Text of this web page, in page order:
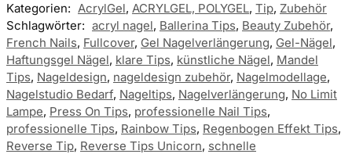
Kategorien: AcrylGel, ACRYLGEL, POLYGEL, Tip, Zubehör
Schlagwörter: acryl nagel, Ballerina Tips, Beauty Zubehör,
French Nails, Fullcover, Gel Nagelverlängerung, Gel-Nägel,
Haftungsgel Nägel, klare Tips, künstliche Nägel, Mandel
Tips, Nageldesign, nageldesign zubehör, Nagelmodellage,
Nagelstudio Bedarf, Nageltips, Nagelverlängerung, No Limit
Lampe, Press On Tips, professionelle Nail Tips,
professionelle Tips, Rainbow Tips, Regenbogen Effekt Tips,
Reverse Tip, Reverse Tips Unicorn, schnelle